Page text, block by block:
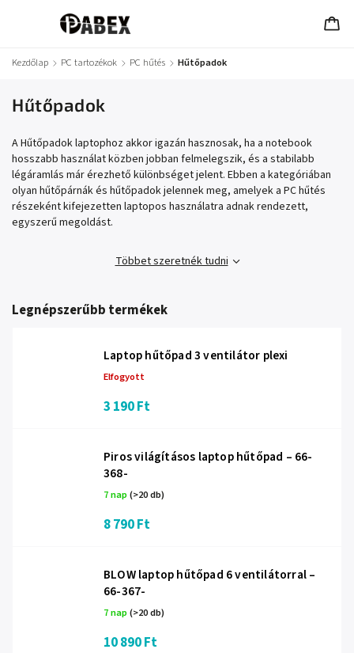
Kezdőlap / PC tartozékok / PC hűtés / Hűtőpadok
Hűtőpadok
A Hűtőpadok laptophoz akkor igazán hasznosak, ha a notebook
hosszabb használat közben jobban felmelegszik, és a stabilabb
légáramlás már érezhető különbséget jelent. Ebben a kategóriában
olyan hűtőpárnák és hűtőpadok jelennek meg, amelyek a PC hűtés
részeként kifejezetten laptopos használatra adnak rendezett,
egyszerű megoldást.
Többet szeretnék tudni
Legnépszerűbb termékek
Laptop hűtőpad 3 ventilátor plexi
Elfogyott
3 190 Ft
Piros világításos laptop hűtőpad – 66-
368-
7 nap(>20 db)
8 790 Ft
BLOW laptop hűtőpad 6 ventilátorral –
66-367-
7 nap(>20 db)
10 890 Ft